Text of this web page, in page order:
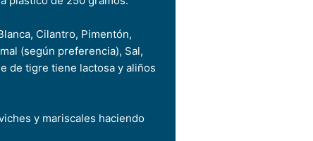
Cilantro, Pimentón,
(según preferencia), Sal,
de tigre tiene lactosa y aliños
y mariscales haciendo